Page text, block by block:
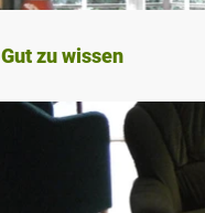
Gut zu wissen